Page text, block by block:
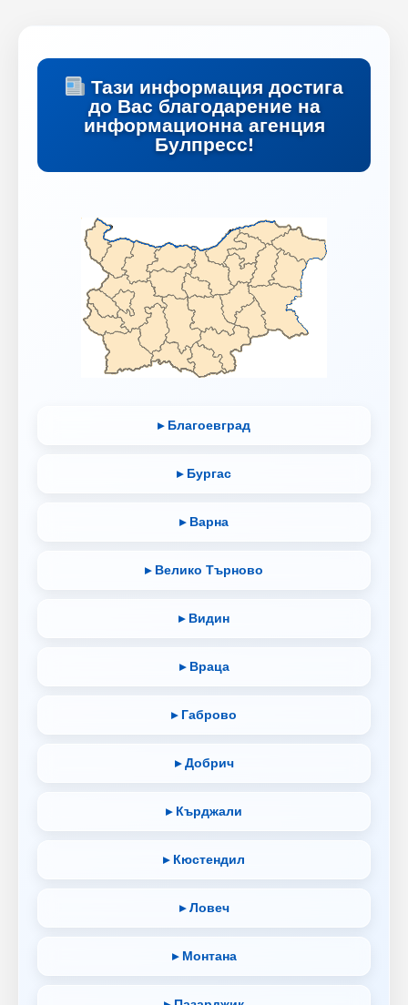
Тази информация достига
до Вас благодарение на
информационна агенция
Булпресс!
▸ Благоевград
▸ Бургас
▸ Варна
▸ Велико Търново
▸ Видин
▸ Враца
▸ Габрово
▸ Добрич
▸ Кърджали
▸ Кюстендил
▸ Ловеч
▸ Монтана